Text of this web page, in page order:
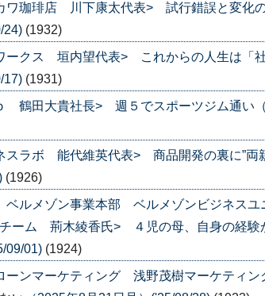
ワ珈琲店 川下康太代表> 試行錯誤と変化
24) (1932)
ークス 垣内望代表> これからの人生は「
17) (1931)
鶴田大貴社長> 週５でスポーツジム通い
スラボ 能代維英代表> 商品開発の裏に”両
(1926)
ルメゾン事業本部 ベルメゾンビジネス
ーム 荊木綾香氏> ４児の母、自身の経験
09/01) (1924)
ーンマーケティング 浅野茂樹マーケティ